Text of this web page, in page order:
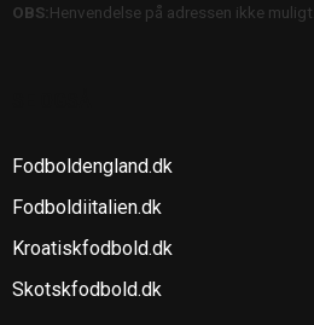
OBS:Henvendelse på adressen ikke
Fodboldengland.dk
Fodboldiitalien.dk
Kroatiskfodbold.dk
Skotskfodbold.dk